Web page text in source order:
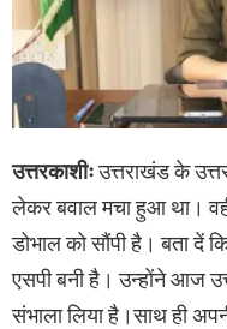
उत्तरकाशीःउत्तराखंड के
लेकर बवाल मचा हुआ था।
डोभाल को सौंपी है। बता दें
एसपी बनी है। उन्होंने आज
संभाला लिया है।साथ ही